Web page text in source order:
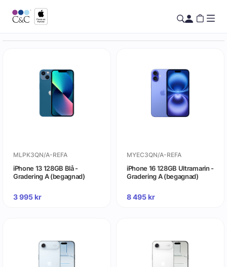
MLPK3QN/A-REFA
iPhone 13 128GB Blå -
Gradering A (begagnad)
3 995kr
MYEC3QN/A-REFA
iPhone 16 128GB Ultramarin -
Gradering A (begagnad)
8 495kr